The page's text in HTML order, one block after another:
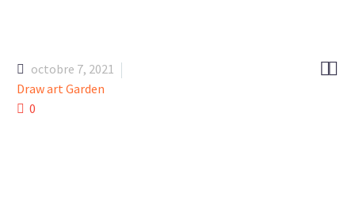

octobre 7, 2021
Draw art Garden
0